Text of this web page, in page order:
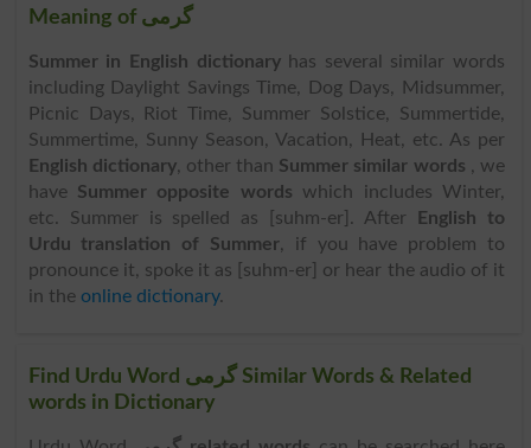
Meaning of گرمی
Summer in English dictionaryhas several similar words
including Daylight Savings Time, Dog Days, Midsummer,
Picnic Days, Riot Time, Summer Solstice, Summertide,
Summertime, Sunny Season, Vacation, Heat, etc. As per
English dictionary, other than Summer similar words , we
have Summer opposite words which includes Winter,
etc. Summer is spelled as [suhm-er]. After
English to
Urdu translation of Summer, if you have problem to
pronounce it, spoke it as [suhm-er] or hear the audio of it
in the online dictionary.
Find Urdu Word گرمی Similar Words & Related
words in Dictionary